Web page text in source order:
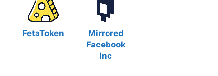
FetaToken
Mirrored
Facebook
Inc